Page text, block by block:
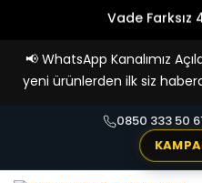
Vade Farksız
📢 WhatsApp Kanalımız
yeni ürünlerden ilk siz
0850 333 50